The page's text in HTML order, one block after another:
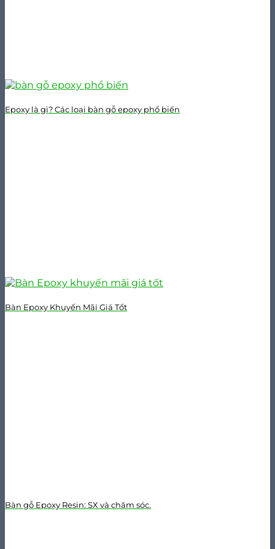
Epoxy là gì? Các loại bàn gỗ epoxy phổ biến
Bàn Epoxy Khuyến Mãi Giá Tốt
Bàn gỗ Epoxy Resin: SX và chăm sóc.